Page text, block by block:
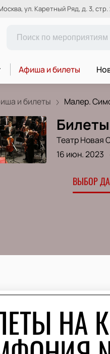
ул. Каретный Ряд, д. 3, стр.
Афиша и билеты
и билеты Малер.
Театр Новая
16 июн. 2023
ВЫБОР
НА